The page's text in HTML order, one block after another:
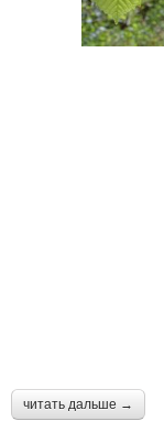
читать дальше →